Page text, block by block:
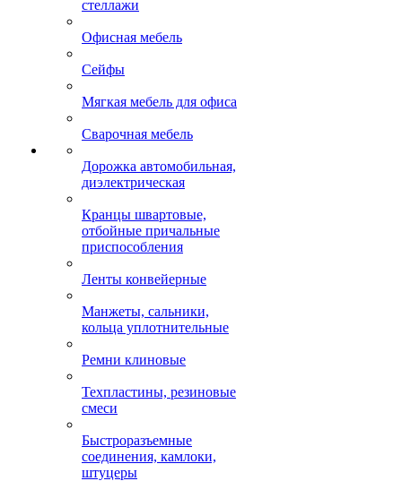
стеллажи
Офисная мебель
Сейфы
Мягкая мебель для офиса
Сварочная мебель
Дорожка автомобильная,
диэлектрическая
Кранцы швартовые,
отбойные причальные
приспособления
Ленты конвейерные
Манжеты, сальники,
кольца уплотнительные
Ремни клиновые
Техпластины, резиновые
смеси
Быстроразъемные
соединения, камлоки,
штуцеры